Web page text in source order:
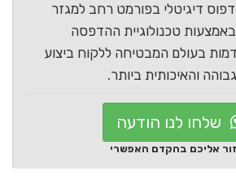
דפוס דיגיטלי בפורמט רחב למגזר
טכנולוגיית ההדפסה
בעולם המבטיחה ללקוח ביצוע
והאיכותית ביותר.
שלחו לנו הודעה
אליכם בהקדם האפשרי